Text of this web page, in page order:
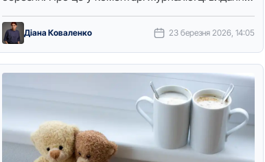
“Доступ. Медіа” розповів керівник підприємства
“Теплоенергетик” Олександр Чельник.
Пояснюємо, …
Діана Коваленко 23 березня 2026, 14:05